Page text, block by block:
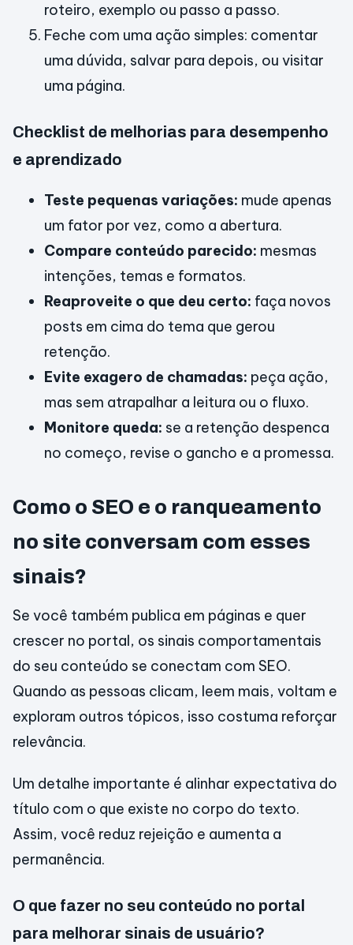
roteiro, exemplo ou passo a passo.
Feche com uma ação simples: comentar
uma dúvida, salvar para depois, ou visitar
uma página.
Checklist de melhorias para desempenho
e aprendizado
Teste pequenas variações: mude apenas
um fator por vez, como a abertura.
Compare conteúdo parecido: mesmas
intenções, temas e formatos.
Reaproveite o que deu certo: faça novos
posts em cima do tema que gerou
retenção.
Evite exagero de chamadas: peça ação,
mas sem atrapalhar a leitura ou o fluxo.
Monitore queda: se a retenção despenca
no começo, revise o gancho e a promessa.
Como o SEO e o ranqueamento
no site conversam com esses
sinais?
Se você também publica em páginas e quer
crescer no portal, os sinais comportamentais
do seu conteúdo se conectam com SEO.
Quando as pessoas clicam, leem mais, voltam e
exploram outros tópicos, isso costuma reforçar
relevância.
Um detalhe importante é alinhar expectativa do
título com o que existe no corpo do texto.
Assim, você reduz rejeição e aumenta a
permanência.
O que fazer no seu conteúdo no portal
para melhorar sinais de usuário?